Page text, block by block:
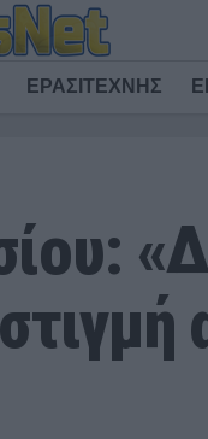
ΕΡΑΣΙΤΕΧΝΗΣ